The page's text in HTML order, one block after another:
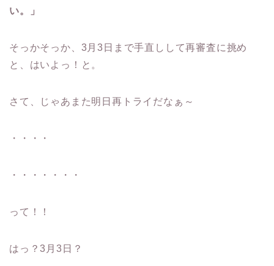
い。」
そっかそっか、3月3日まで手直しして再審査に挑め
と、はいよっ！と。
さて、じゃあまた明日再トライだなぁ～
・・・・
・・・・・・・
って！！
はっ？3月3日？